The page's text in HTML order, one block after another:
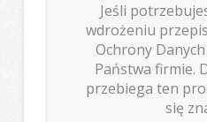
Jeśli
wdrożeniu
Ochrony
Państwa firmie.
przebiega ten
się